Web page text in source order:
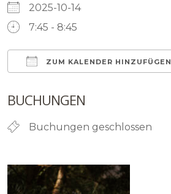
2025-10-14
7:45 - 8:45
ZUM KALENDER HINZUFÜGEN
BUCHUNGEN
Buchungen geschlossen